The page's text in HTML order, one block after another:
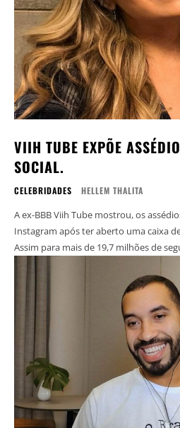
VIIH TUBE EXPÕE
SOCIAL.
CELEBRIDADES HELLEM THALITA
A ex-BBB Viih Tube mostrou, os
Instagram após ter aberto uma caixa
Assim para mais de 19,7 milhões de